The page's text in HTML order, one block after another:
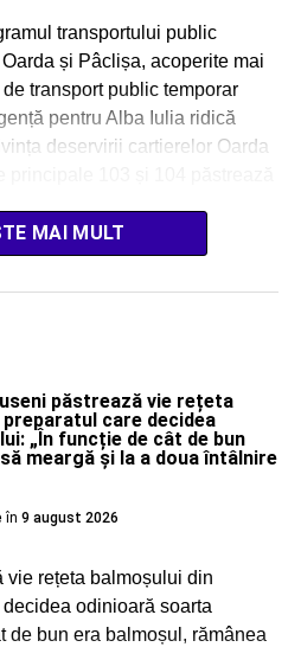
transportului public
și Pâclișa, acoperite mai
transport public temporar
pentru Alba Iulia ridică
deservirii cartierelor Oarda
MAI MULT
păstrează vie rețeta
care decidea
„În funcție de cât de bun
meargă și la a doua întâlnire
în 9 august 2026
vie rețeta balmoșului din
odinioară soarta
de bun era balmoșul, rămânea